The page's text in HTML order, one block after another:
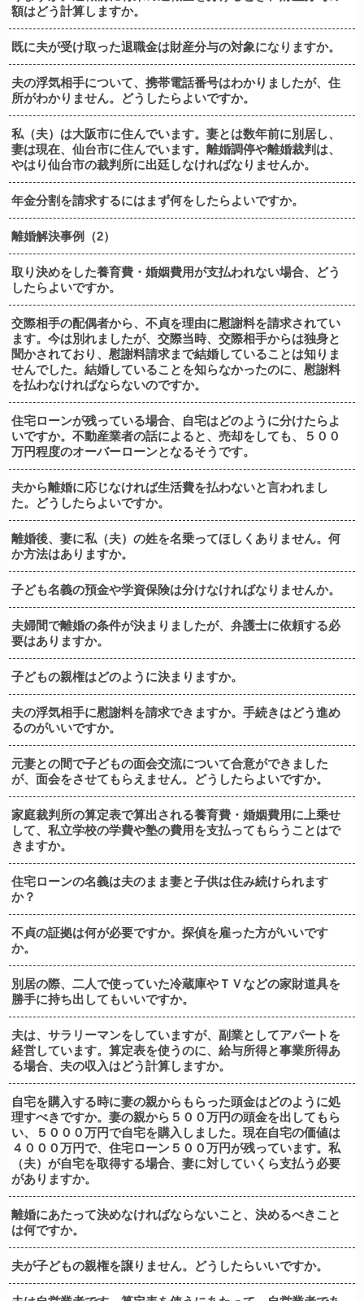
額はどう計算しますか。
既に夫が受け取った退職金は財産分与の対象になりますか。
夫の浮気相手について、携帯電話番号はわかりましたが、住
所がわかりません。どうしたらよいですか。
私（夫）は大阪市に住んでいます。妻とは数年前に別居し、
妻は現在、仙台市に住んでいます。離婚調停や離婚裁判は、
やはり仙台市の裁判所に出廷しなければなりませんか。
年金分割を請求するにはまず何をしたらよいですか。
離婚解決事例（2）
取り決めをした養育費・婚姻費用が支払われない場合、どう
したらよいですか。
交際相手の配偶者から、不貞を理由に慰謝料を請求されてい
ます。今は別れましたが、交際当時、交際相手からは独身と
聞かされており、慰謝料請求まで結婚していることは知りま
せんでした。結婚していることを知らなかったのに、慰謝料
を払わなければならないのですか。
住宅ローンが残っている場合、自宅はどのように分けたらよ
いですか。不動産業者の話によると、売却をしても、５００
万円程度のオーバーローンとなるそうです。
夫から離婚に応じなければ生活費を払わないと言われまし
た。どうしたらよいですか。
離婚後、妻に私（夫）の姓を名乗ってほしくありません。何
か方法はありますか。
子ども名義の預金や学資保険は分けなければなりませんか。
夫婦間で離婚の条件が決まりましたが、弁護士に依頼する必
要はありますか。
子どもの親権はどのように決まりますか。
夫の浮気相手に慰謝料を請求できますか。手続きはどう進め
るのがいいですか。
元妻との間で子どもの面会交流について合意ができました
が、面会をさせてもらえません。どうしたらよいですか。
家庭裁判所の算定表で算出される養育費・婚姻費用に上乗せ
して、私立学校の学費や塾の費用を支払ってもらうことはで
きますか。
住宅ローンの名義は夫のまま妻と子供は住み続けられます
か？
不貞の証拠は何が必要ですか。探偵を雇った方がいいです
か。
別居の際、二人で使っていた冷蔵庫やＴＶなどの家財道具を
勝手に持ち出してもいいですか。
夫は、サラリーマンをしていますが、副業としてアパートを
経営しています。算定表を使うのに、給与所得と事業所得あ
る場合、夫の収入はどう計算しますか。
自宅を購入する時に妻の親からもらった頭金はどのように処
理すべきですか。妻の親から５００万円の頭金を出してもら
い、５０００万円で自宅を購入しました。現在自宅の価値は
４０００万円で、住宅ローン５００万円が残っています。私
（夫）が自宅を取得する場合、妻に対していくら支払う必要
がありますか。
離婚にあたって決めなければならないこと、決めるべきこと
は何ですか。
夫が子どもの親権を譲りません。どうしたらいいですか。